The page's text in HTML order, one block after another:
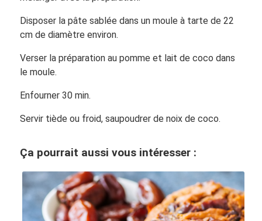
Disposer la pâte sablée dans un moule à tarte de 22
cm de diamètre environ.
Verser la préparation au pomme et lait de coco dans
le moule.
Enfourner 30 min.
Servir tiède ou froid, saupoudrer de noix de coco.
Ça pourrait aussi vous intéresser :